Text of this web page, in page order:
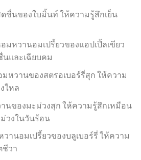
ชื่นของใบมิ้นท์ ให้ความรู้สึกเย็น
มหวานอมเปรี้ยวของแอปเปิ้ลเขียว
และเฉียบคม
หวานของสตรอเบอร์รี่สุก ให้ความ
ใหล
ของมะม่วงสุก ให้ความรู้สึกเหมือน
วงในวันร้อน
านอมเปรี้ยวของบลูเบอร์รี่ ให้ความ
วา